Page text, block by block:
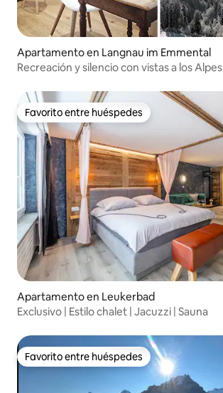
Apartamento en Langnau im Emmental
Recreación y silencio con vistas a los Alpes
Favorito entre huéspedes
Favorito entre huéspedes
Apartamento en Leukerbad
Exclusivo | Estilo chalet | Jacuzzi | Sauna
Favorito entre huéspedes
Favorito entre huéspedes